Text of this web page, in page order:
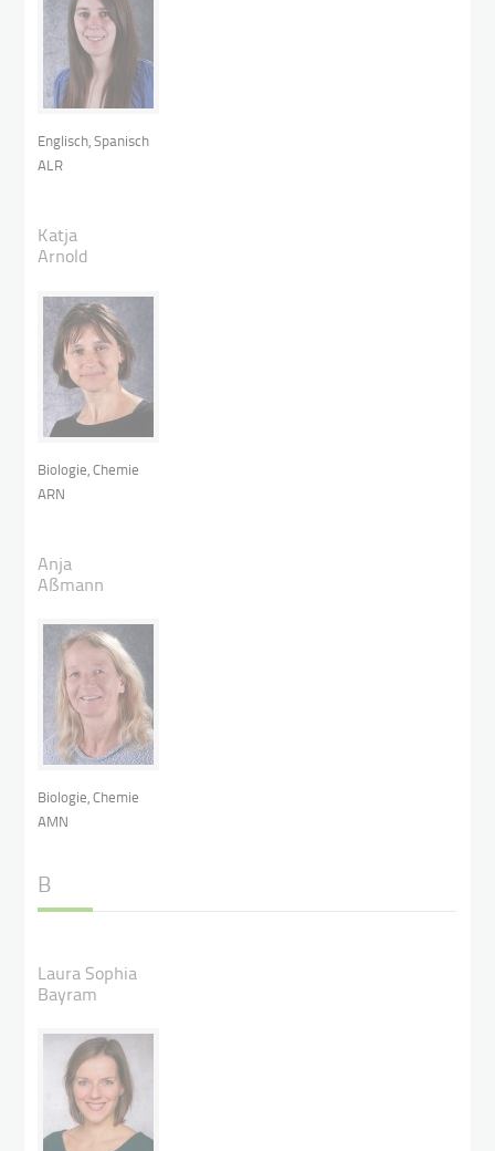
Englisch, Spanisch
ALR
Katja
Arnold
Biologie, Chemie
ARN
Anja
Aßmann
Biologie, Chemie
AMN
B
Laura Sophia
Bayram